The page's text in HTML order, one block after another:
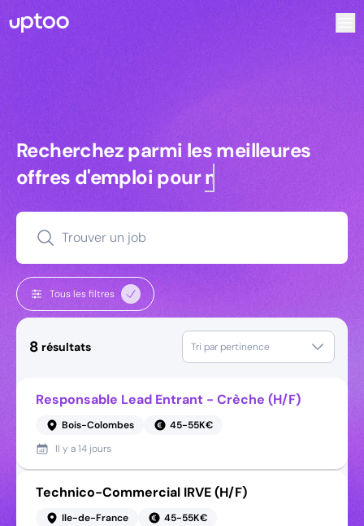
Recherchez parmi les meilleures
Recherchez parmi les meilleures
offres d'emploi pourmanagers
Trouver un job
Tous les filtres
8 résultats Tri par pertinence
Responsable Lead Entrant - Crèche (H/F)
Bois-Colombes
45-55K€
Il y a14 jours
Technico-Commercial IRVE (H/F)
Ile-de-France
45-55K€